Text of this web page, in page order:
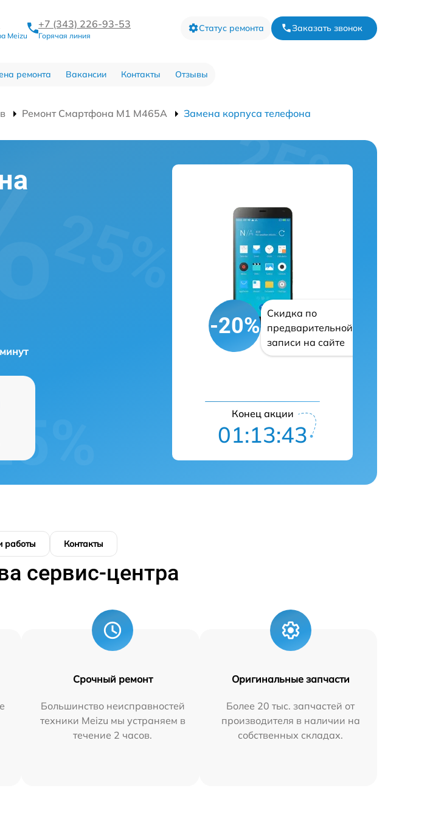
Meizu
+7 (343) 226-93-53
Горячая линия
Статус ремонта Заказать звонок
ремонта Вакансии Контакты Отзывы
Ремонт Смартфона M1 M465A Замена корпуса телефона
-20%
Скидка по
предварительной
записи на сайте
Конец акции
01:13:42
работы Контакты
сервис-центра
Срочный ремонт
Большинство неисправностей
техники Meizu мы устраняем в
течение 2 часов.
Оригинальные запчасти
Более 20 тыс. запчастей от
производителя в наличии на
собственных складах.